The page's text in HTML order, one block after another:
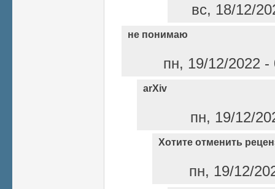
вс, 18/12/
не понимаю
пн, 19/12/2022
arXiv
пн, 19/12/
Хотите отменить
пн, 19/12/